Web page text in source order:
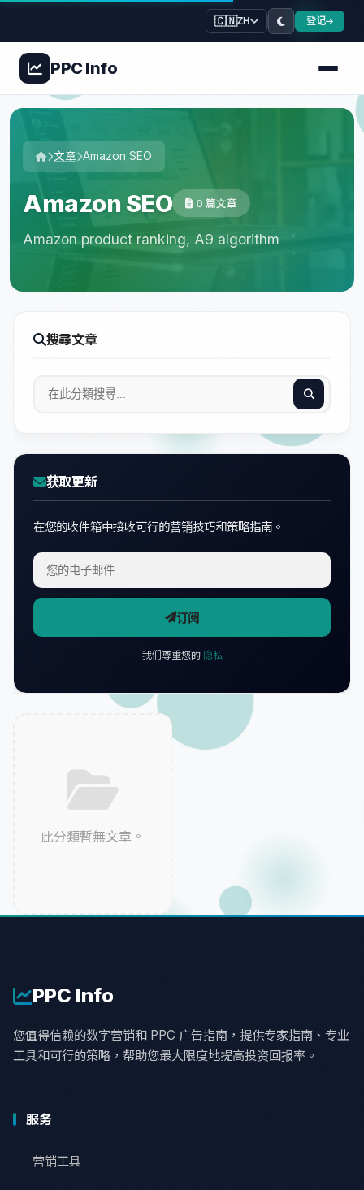
🇨🇳ZH 登记
PPCInfo
文章 Amazon SEO
Amazon SEO 0 篇文章
Amazon product ranking, A9 algorithm
此分類暫無文章。
搜尋文章
获取更新
在您的收件箱中接收可行的营销技巧和策略指南。
订阅
我们尊重您的 隐私
PPC Info
您值得信赖的数字营销和 PPC 广告指南，提供专家指南、专业
工具和可行的策略，帮助您最大限度地提高投资回报率。
服务
营销工具